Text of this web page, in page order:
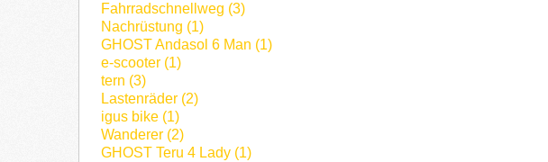
Fahrradschnellweg (3)
Nachrüstung (1)
GHOST Andasol 6 Man (1)
e-scooter (1)
tern (3)
Lastenräder (2)
igus bike (1)
Wanderer (2)
GHOST Teru 4 Lady (1)